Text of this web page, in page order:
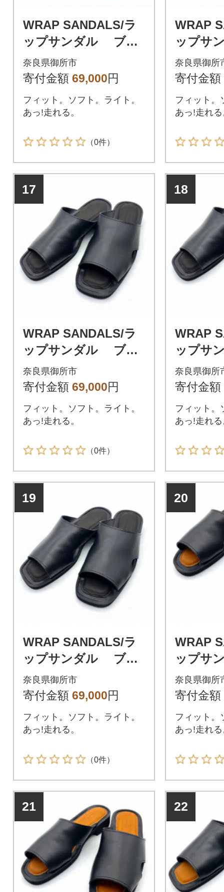
WRAP SANDALS/ラ
ップサンダル ブラ
ック×ブラック 24(2
4.0～24.5cm)
奈良県御所市
寄付金額 69,000円
フィット。ソフト。ライト。
あっ!走れる。
（0件）
WRAP
ップサ
ック×
3.0～
奈良県御所
寄付金額
フィット。
あっ!走れ
17
WRAP SANDALS/ラ
ップサンダル ブラ
ック×ブラック 25(2
5.0～25.5cm)
奈良県御所市
寄付金額 69,000円
フィット。ソフト。ライト。
あっ!走れる。
（0件）
18
WRAP
ップサ
ック×
6.0～
奈良県御所
寄付金額
フィット。
あっ!走れ
19
WRAP SANDALS/ラ
ップサンダル ブラ
ック×ブラック 27(2
7.0～27.5cm)
奈良県御所市
寄付金額 69,000円
フィット。ソフト。ライト。
あっ!走れる。
（0件）
20
WRAP
ップサ
ック×
3.0～
奈良県御所
寄付金額
フィット。
あっ!走れ
21 22